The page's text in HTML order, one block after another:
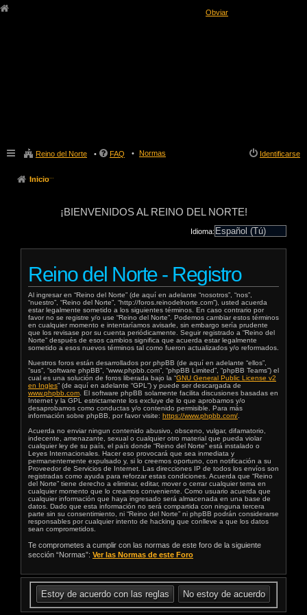
Obviar
Reino del Norte FAQ Normas Identificarse
Inicio
¡BIENVENIDOS AL REINO DEL NORTE!
Idioma:
Reino del Norte - Registro
Al ingresar en “Reino del Norte” (de aquí en adelante “nosotros”, “nos”,
“nuestro”, “Reino del Norte”, “http://foros.reinodelnorte.com”), usted acuerda
estar legalmente sometido a los siguientes términos. En caso contrario por
favor no se registre y/o use “Reino del Norte”. Podemos cambiar estos términos
en cualquier momento e intentaríamos avisarle, sin embargo sería prudente
que los revisase por su cuenta periódicamente. Seguir registrado a “Reino del
Norte” después de esos cambios significa que acuerda estar legalmente
sometido a esos nuevos términos tal como fueron actualizados y/o reformados.
Nuestros foros están desarrollados por phpBB (de aquí en adelante “ellos”,
“sus”, “software phpBB”, “www.phpbb.com”, “phpBB Limited”, “phpBB Teams”) el
cual es una solución de foros liberada bajo la “GNU General Public License v2
en Ingles” (de aquí en adelante “GPL”) y puede ser descargada de
www.phpbb.com . El software phpBB solamente facilita discusiones basadas en
Internet y la GPL estrictamente los excluye de lo que aprobamos y/o
desaprobamos como conductas y/o contenido permisible. Para más
información sobre phpBB, por favor visite: https://www.phpbb.com/
Acuerda no enviar ningun contenido abusivo, obsceno, vulgar, difamatorio,
indecente, amenazante, sexual o cualquier otro material que pueda violar
cualquier ley de su país, el país donde “Reino del Norte” está instalado o
Leyes Internacionales. Hacer eso provocará que sea inmediata y
permanentemente expulsado y, si lo creemos oportuno, con notificación a su
Proveedor de Servicios de Internet. Las direcciones IP de todos los envíos son
registradas como ayuda para reforzar estas condiciones. Acuerda que “Reino
del Norte” tiene derecho a eliminar, editar, mover o cerrar cualquier tema en
cualquier momento que lo creamos conveniente. Como usuario acuerda que
cualquier información que haya ingresado será almacenada en una base de
datos. Dado que esta información no será compartida con ninguna tercera
parte sin su consentimiento, ni “Reino del Norte” ni phpBB podrán considerarse
responsables por cualquier intento de hacking que conlleve a que los datos
sean comprometidos.
Te comprometes a cumplir con las normas de este foro de la siguiente
sección “Normas”: Ver las Normas de este Foro